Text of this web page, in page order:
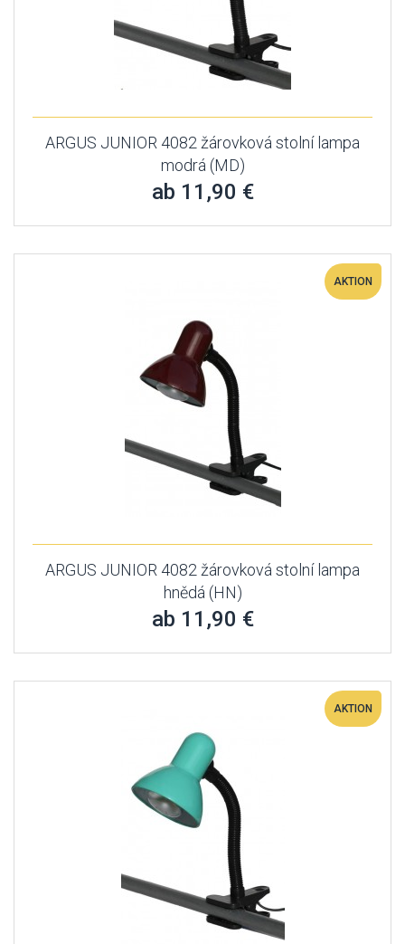
ARGUS JUNIOR 4082 žárovková stolní lampa
modrá (MD)
ab 11,90 €
AKTION
ARGUS JUNIOR 4082 žárovková stolní lampa
hnědá (HN)
ab 11,90 €
AKTION